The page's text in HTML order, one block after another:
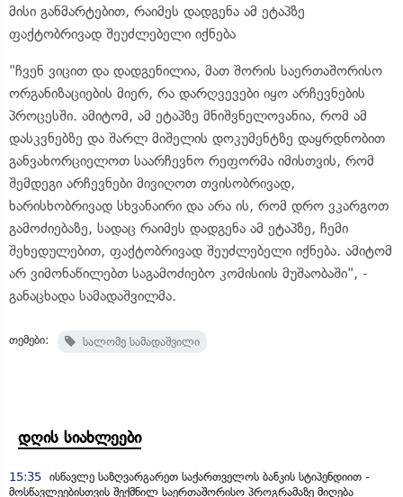
მისი განმარტებით, რაიმეს დადგენა ამ ეტაპზე
ფაქტობრივად შეუძლებელი იქნება
"ჩვენ ვიცით და დადგენილია, მათ შორის საერთაშორისო
ორგანიზაციების მიერ, რა დარღვევები იყო არჩევნების
პროცესში. ამიტომ, ამ ეტაპზე მნიშვნელოვანია, რომ ამ
დასკვნებზე და შარლ მიშელის დოკუმენტზე დაყრდნობით
განვახორციელოთ საარჩევნო რეფორმა იმისთვის, რომ
შემდეგი არჩევნები მივიღოთ თვისობრივად,
ხარისხობრივად სხვანაირი და არა ის, რომ დრო ვკარგოთ
გამოძიებაზე, სადაც რაიმეს დადგენა ამ ეტაპზე, ჩემი
შეხედულებით, ფაქტობრივად შეუძლებელი იქნება. ამიტომ
არ ვიმონაწილებთ საგამოძიებო კომისიის მუშაობაში", -
განაცხადა სამადაშვილმა.
თემები: სალომე სამადაშვილი
დღის სიახლეები
15:35 ისწავლე საზღვარგარეთ საქართველოს ბანკის სტიპენდიით -
მოსწავლეებისთვის შექმნილ საერთაშორისო პროგრამაზე მიღება